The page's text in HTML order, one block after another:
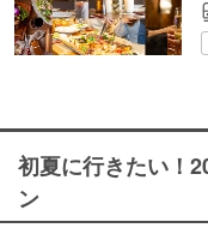
初夏に行きたい！
ン